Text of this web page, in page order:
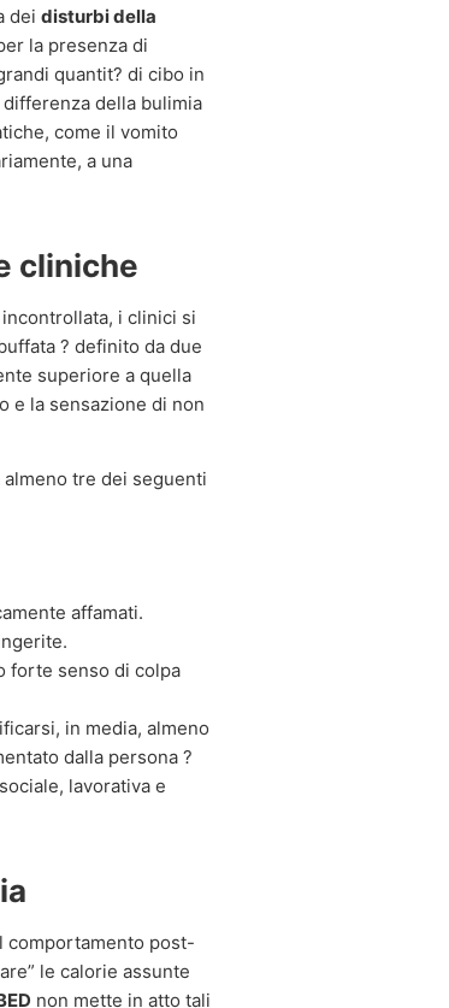
dei disturbi della
la presenza di
quantit? di cibo in
differenza della bulimia
come il vomito
a una
cliniche
i clinici si
? definito da due
superiore a quella
e la sensazione di non
almeno tre dei seguenti
affamati.
forte senso di colpa
in media, almeno
dalla persona ?
lavorativa e
comportamento post-
le calorie assunte
non mette in atto tali